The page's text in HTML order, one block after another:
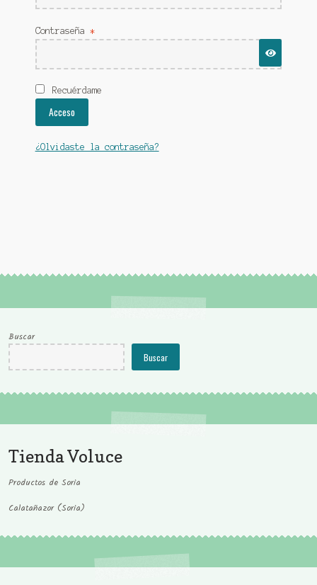
Contraseña *Obligatorio
Recuérdame
Acceso
¿Olvidaste la contraseña?
Buscar
Buscar
Tienda Voluce
Productos de Soria
Calatañazor (Soria)